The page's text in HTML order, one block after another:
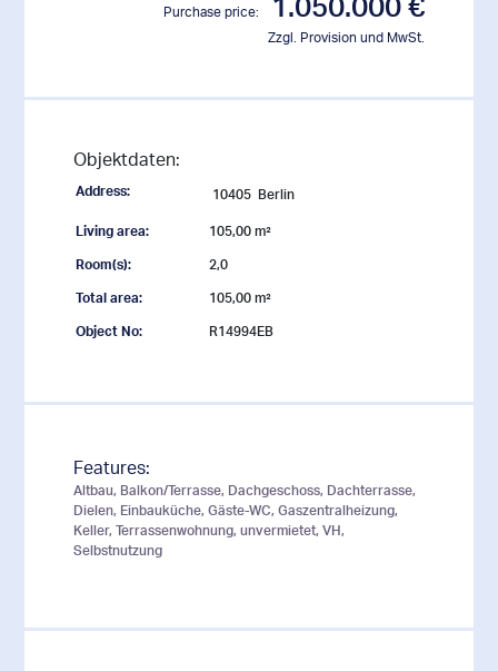
Purchase price:
Zzgl. Provision und MwSt.
Objektdaten:
Address: 10405 Berlin
Living area:
105,00 m²
Room(s):
2,0
Total area:
105,00 m²
Object No:
R14994EB
Features:
Altbau, Balkon/Terrasse, Dachgeschoss, Dachterrasse,
Dielen, Einbauküche, Gäste-WC, Gaszentralheizung,
Keller, Terrassenwohnung, unvermietet, VH,
Selbstnutzung